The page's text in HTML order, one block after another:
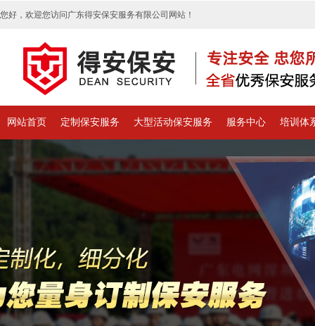
您好，欢迎您访问广东得安保安服务有限公司网站！
网站首页 定制保安服务 大型活动保安服务 服务中心 培训体